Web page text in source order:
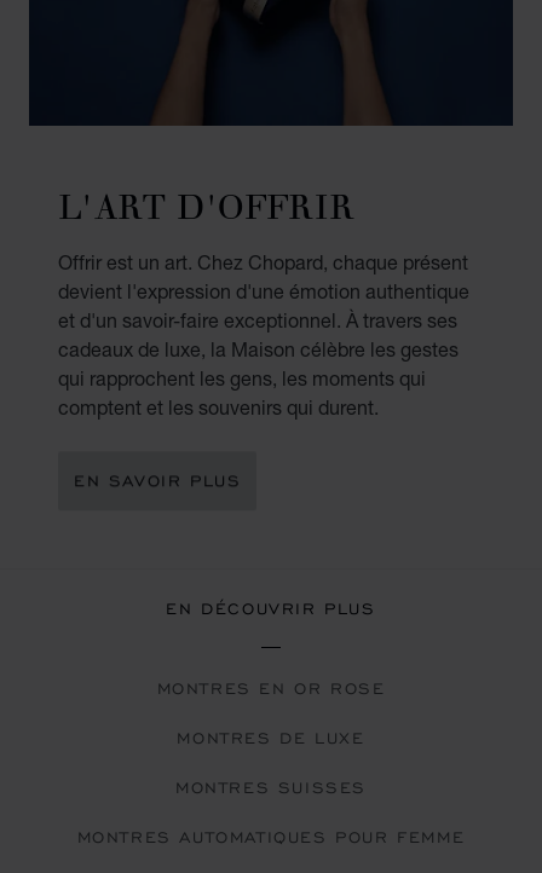
L'ART D'OFFRIR
Offrir est un art. Chez Chopard, chaque présent
devient l'expression d'une émotion authentique
et d'un savoir-faire exceptionnel. À travers ses
cadeaux de luxe, la Maison célèbre les gestes
qui rapprochent les gens, les moments qui
comptent et les souvenirs qui durent.
EN SAVOIR PLUS
EN DÉCOUVRIR PLUS
MONTRES EN OR ROSE
MONTRES DE LUXE
MONTRES SUISSES
MONTRES AUTOMATIQUES POUR FEMME